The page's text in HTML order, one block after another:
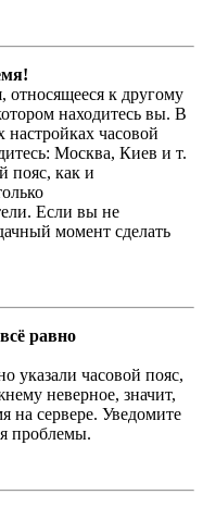
относящееся к другому
находитесь вы. В
часовой
Москва, Киев и т.
пояс, как и
Если вы не
момент сделать
равно
указали часовой пояс,
неверное, значит,
на сервере. Уведомите
проблемы.